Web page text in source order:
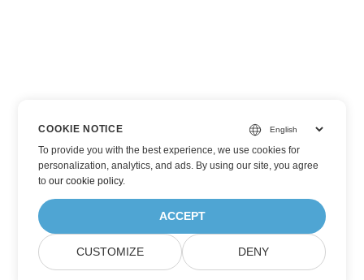
COOKIE NOTICE
To provide you with the best experience, we use cookies for
personalization, analytics, and ads. By using our site, you agree
toour cookie policy.
ACCEPT
CUSTOMIZE DENY